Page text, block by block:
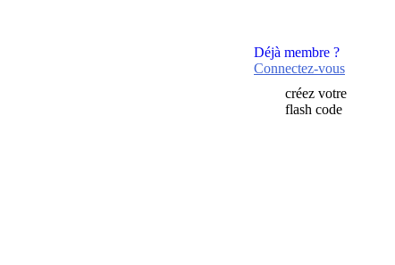
Déjà membre ?
Connectez-vous
créez votre
flash code